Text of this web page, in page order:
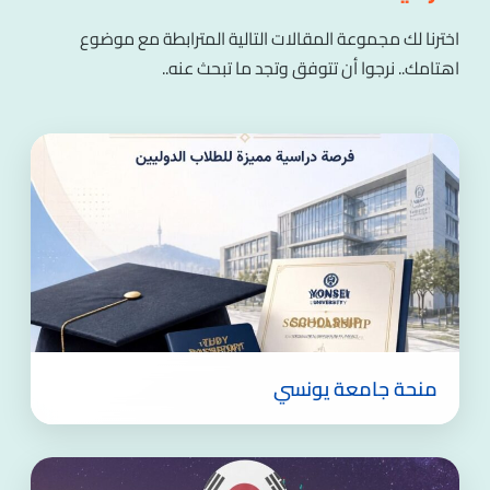
اخترنا لك مجموعة المقالات التالية المترابطة مع موضوع
اهتامك.. نرجوا أن تتوفق وتجد ما تبحث عنه..
منحة جامعة يونسي